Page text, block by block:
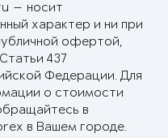
— носит
характер и ни при
офертой,
437
Федерации. Для
о стоимости
в
в Вашем городе.